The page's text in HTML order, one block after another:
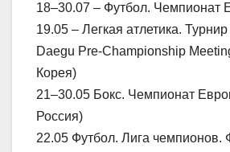
18–30.07 – Футбол. Чемпионат
19.05 – Легкая атлетика.
Daegu Pre-Championship
Корея)
21–30.05 Бокс. Чемпионат
Россия)
22.05 Футбол. Лига чемпионов.